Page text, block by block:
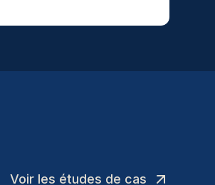
Voir les études de cas